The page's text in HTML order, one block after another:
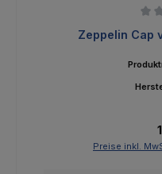
Durchschnittliche
Zeppelin Cap
Preise inkl.